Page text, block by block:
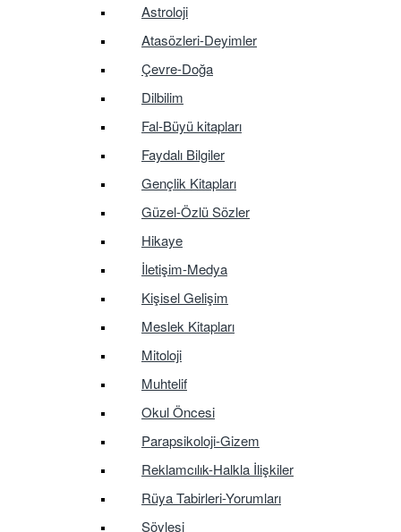
Astroloji
Atasözleri-Deyimler
Çevre-Doğa
Dilbilim
Fal-Büyü kitapları
Faydalı Bilgiler
Gençlik Kitapları
Güzel-Özlü Sözler
Hikaye
İletişim-Medya
Kişisel Gelişim
Meslek Kitapları
Mitoloji
Muhtelif
Okul Öncesi
Parapsikoloji-Gizem
Reklamcılık-Halkla İlişkiler
Rüya Tabirleri-Yorumları
Söyleşi